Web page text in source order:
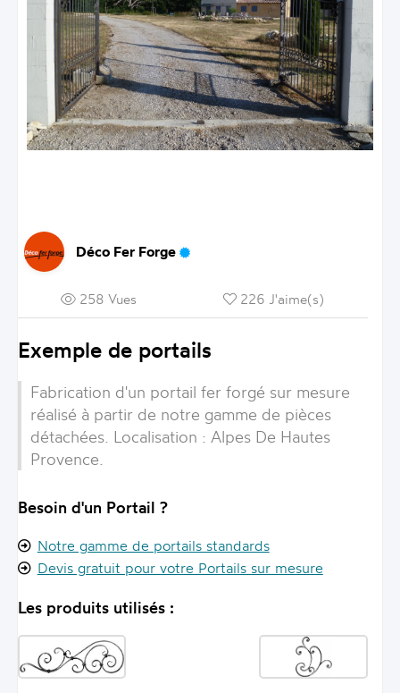
Déco Fer Forge
258 Vues 226 J'aime(s)
Exemple de portails
Fabrication d'un portail fer forgé sur mesure
réalisé à partir de notre gamme de pièces
détachées. Localisation : Alpes De Hautes
Provence
Besoin d'un Portail ?
Notre gamme de portails standards
Devis gratuit pour votre Portails sur mesure
Les produits utilisés :